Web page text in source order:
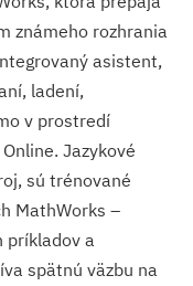
známeho rozhrania
asistent,
ladení,
v prostredí
Jazykové
sú trénované
MathWorks –
príkladov a
spätnú väzbu na